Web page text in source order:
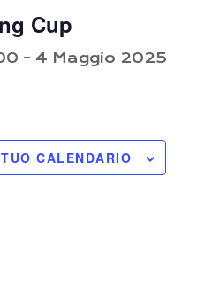
Cup
- 4 Maggio 2025
CALENDARIO